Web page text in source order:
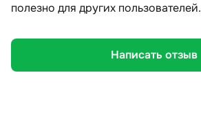
полезно для других пользователей.
Написать отзыв